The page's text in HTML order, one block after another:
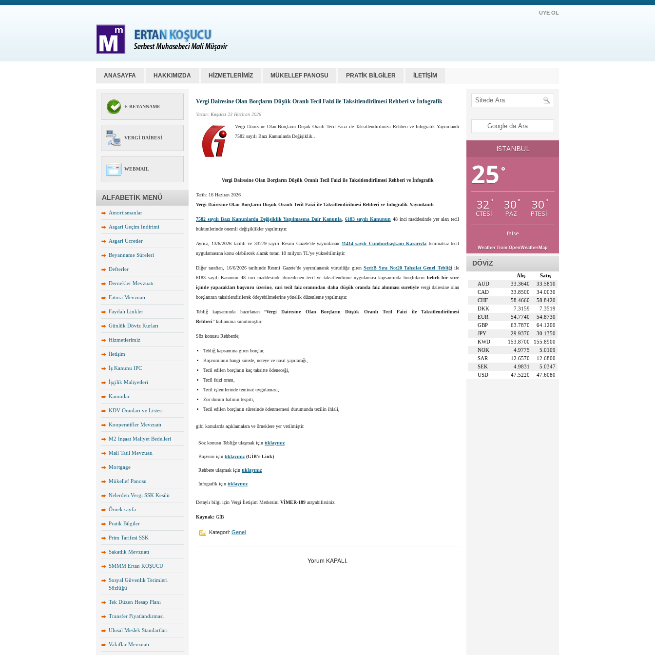
ÜYE OL
ANASAYFA HAKKIMIZDA HİZMETLERİMİZ MÜKELLEF PANOSU PRATİK BİLGİLER İLETİŞİM
E-BEYANNAME
VERGI DAIRESI
WEBMAIL
ALFABETİK MENÜ
Amortismanlar
Asgari Geçim İndirimi
Asgari Ücretler
Beyanname Süreleri
Defterler
Dernekler Mevzuatı
Fatura Mevzuatı
Faydalı Linkler
Günlük Döviz Kurları
Hizmetlerimiz
İletişim
İş Kanunu IPC
İşçilik Maliyetleri
Kanunlar
KDV Oranları ve Listesi
Kooperatifler Mevzuatı
M2 İnşaat Maliyet Bedelleri
Mali Tatil Mevzuatı
Mortgage
Mükellef Panosu
Nelerden Vergi SSK Kesilir
Örnek sayfa
Pratik Bilgiler
Prim Tarifesi SSK
Sakatlık Mevzuatı
SMMM Ertan KOŞUCU
Sosyal Güvenlik Terimleri
Sözlüğü
Tek Düzen Hesap Planı
Transfer Fiyatlandırması
Ulusal Meslek Standartları
Vakıflar Mevzuatı
Vergi Dairesine Olan Borçların Düşük Oranlı Tecil Faizi ile Taksitlendirilmesi Rehberi ve İnfografik
Yazan: Koşucu 23 Haziran 2026
Vergi Dairesine Olan Borçların Düşük Oranlı Tecil Faizi ile Taksitlendirilmesi Rehberi ve İnfografik Yayımlandı
7582 sayılı Bazı Kanunlarda Değişiklik..
Vergi Dairesine Olan Borçların Düşük Oranlı Tecil Faizi ile Taksitlendirilmesi Rehberi ve İnfografik
Tarih: 16 Haziran 2026
Vergi Dairesine Olan Borçların Düşük Oranlı Tecil Faizi ile Taksitlendirilmesi Rehberi ve İnfografik Yayımlandı
7582 sayılı Bazı Kanunlarda Değişiklik Yapılmasına Dair Kanunla 6183 sayılı Kanunun 48 inci maddesinde yer alan tecil
hükümlerinde önemli değişiklikler yapılmıştır.
Ayrıca, 13/6/2026 tarihli ve 33279 sayılı Resmi Gazete’de yayımlanan 11414 sayılı Cumhurbaşkanı Kararıyla teminatsız tecil
uygulamasına konu olabilecek alacak tutarı 10 milyon TL’ye yükseltilmiştir.
Diğer taraftan, 16/6/2026 tarihinde Resmi Gazete’de yayımlanarak yürürlüğe giren Seri:B Sıra No:20 Tahsilat Genel Tebliğiile
6183 sayılı Kanunun 48 inci maddesinde düzenlenen tecil ve taksitlendirme uygulaması kapsamında borçluların belirli bir süre
içinde yapacakları başvuru üzerine, cari tecil faiz oranından daha düşük oranda faiz alınması suretiylevergi dairesine olan
borçlarının taksitlendirilerek ödeyebilmelerine yönelik düzenleme yapılmıştır.
Tebliğ kapsamında hazırlanan “Vergi Dairesine Olan Borçların Düşük Oranlı Tecil Faizi ile Taksitlendirilmesi
Rehberi” kullanıma sunulmuştur.
Söz konusu Rehberde;
Tebliğ kapsamına giren borçlar,
Başvuruların hangi sürede, nereye ve nasıl yapılacağı,
Tecil edilen borçların kaç taksitte ödeneceği,
Tecil faizi oranı,
Tecil işlemlerinde teminat uygulaması,
Zor durum halinin tespiti,
Tecil edilen borçların süresinde ödenmemesi durumunda tecilin ihlali,
gibi konularda açıklamalara ve örneklere yer verilmiştir.
Söz konusu Tebliğe ulaşmak için tıklayınız
Başvuru için tıklayınız(GİB’e Link)
Rehbere ulaşmak için tıklayınız
İnfografik için tıklayınız
Detaylı bilgi için Vergi İletişim Merkezini VİMER-189 arayabilirsiniz.
Kaynak: GİB
Kategori: Genel
Yorum KAPALI.
ISTANBUL
25 °
32 °
CTESI
30 °
PAZ
30 °
PTESI
false
Weather from OpenWeatherMap
DÖVİZ
Satış
Alış
AUD
33.5810
33.3640
CAD
34.0030
33.8500
CHF
58.8420
58.4660
DKK
7.3519
7.3159
EUR
54.8730
54.7740
GBP
64.1200
63.7870
JPY
30.1350
29.9370
KWD
155.8900
153.8700
NOK
5.0109
4.9775
SAR
12.6800
12.6570
SEK
5.0347
4.9831
USD
47.6080
47.5220